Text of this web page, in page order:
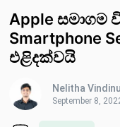
Apple සමාගම
Smartphone
එළිදක්වයි
Nelitha
September 8,